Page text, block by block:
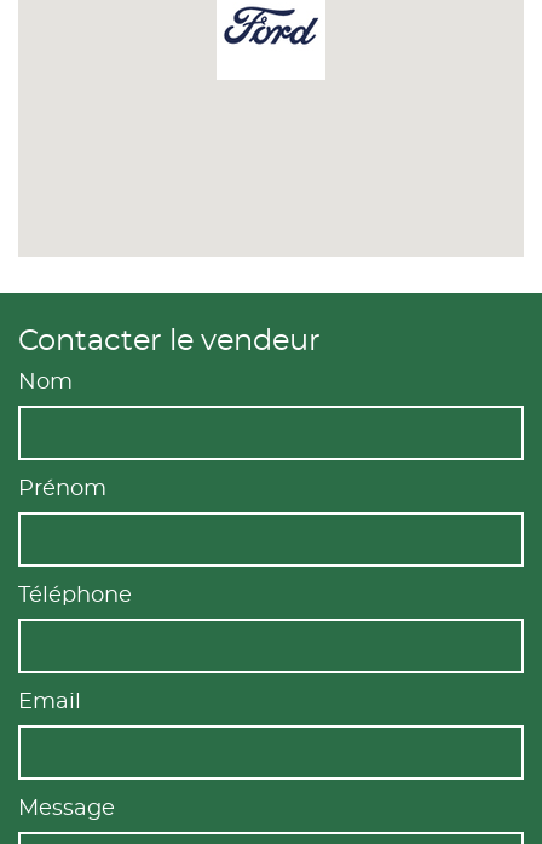
Contacter le vendeur
Nom
Prénom
Téléphone
Email
Message